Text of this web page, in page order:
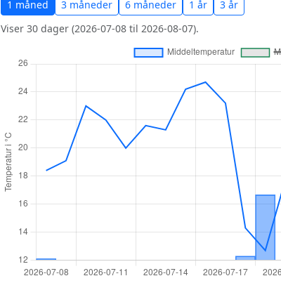
1 måned 3 måneder 6 måneder 1 år 3 år
Viser 30 dager (2026-07-08 til 2026-08-07).